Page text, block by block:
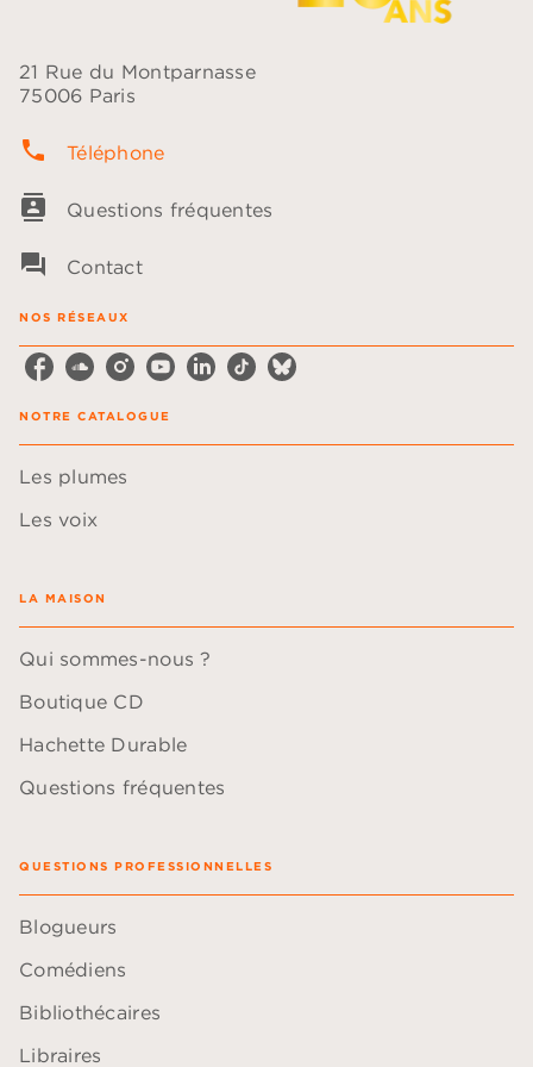
21 Rue du Montparnasse
75006 Paris
phone Téléphone
contacts Questions fréquentes
question_answer Contact
NOS RÉSEAUX
NOTRE CATALOGUE
Les plumes
Les voix
LA MAISON
Qui sommes-nous ?
Boutique CD
Hachette Durable
Questions fréquentes
QUESTIONS PROFESSIONNELLES
Blogueurs
Comédiens
Bibliothécaires
Libraires